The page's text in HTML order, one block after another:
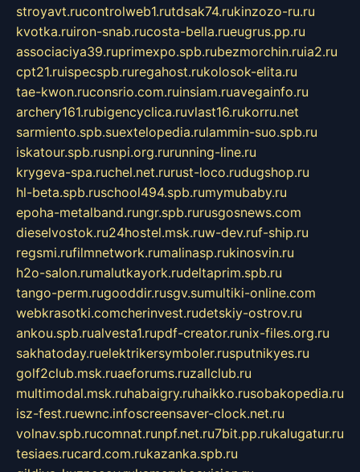
stroyavt.rucontrolweb1.rutdsak74.rukinzozo-ru.ru
kvotka.ruiron-snab.rucosta-bella.rueugrus.pp.ru
associaciya39.ruprimexpo.spb.rubezmorchin.ruia2.ru
cpt21.ruispecspb.ruregahost.rukolosok-elita.ru
tae-kwon.ruconsrio.com.ruinsiam.ruavegainfo.ru
archery161.rubigencyclica.ruvlast16.rukorru.net
sarmiento.spb.suextelopedia.rulammin-suo.spb.ru
iskatour.spb.rusnpi.org.rurunning-line.ru
krygeva-spa.ruchel.net.rurust-loco.rudugshop.ru
hl-beta.spb.ruschool494.spb.rumymubaby.ru
epoha-metalband.rungr.spb.rurusgosnews.com
dieselvostok.ru24hostel.msk.ruw-dev.ruf-ship.ru
regsmi.rufilmnetwork.rumalinasp.rukinosvin.ru
h2o-salon.rumalutkayork.rudeltaprim.spb.ru
tango-perm.rugooddir.rusgv.sumultiki-online.com
webkrasotki.comcherinvest.rudetskiy-ostrov.ru
ankou.spb.rualvesta1.rupdf-creator.runix-files.org.ru
sakhatoday.ruelektrikersymboler.rusputnikyes.ru
golf2club.msk.ruaeforums.ruzallclub.ru
multimodal.msk.ruhabaigry.ruhaikko.rusobakopedia.ru
isz-fest.ruewnc.infoscreensaver-clock.net.ru
volnav.spb.rucomnat.runpf.net.ru7bit.pp.rukalugatur.ru
tesiaes.rucard.com.rukazanka.spb.ru